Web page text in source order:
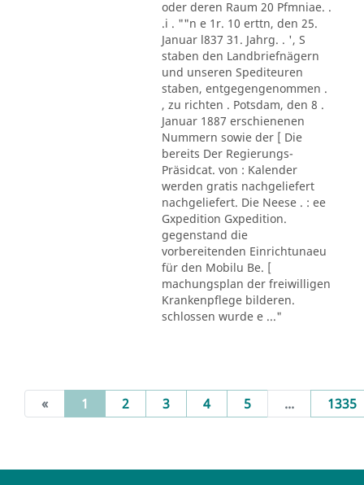
oder deren Raum 20 Pfmniae. .
.i . ""n e 1r. 10 erttn, den 25.
Januar l837 31. Jahrg. . ', S
staben den Landbriefnägern
und unseren Spediteuren
staben, entgegengenommen .
, zu richten . Potsdam, den 8 .
Januar 1887 erschienenen
Nummern sowie der [ Die
bereits Der Regierungs-
Präsidcat. von : Kalender
werden gratis nachgeliefert
nachgeliefert. Die Neese . : ee
Gxpedition Gxpedition.
gegenstand die
vorbereitenden Einrichtunaeu
für den Mobilu Be. [
machungsplan der freiwilligen
Krankenpflege bilderen.
schlossen wurde e ..."
« 1 (current)
2 3 4 5 ... 1335